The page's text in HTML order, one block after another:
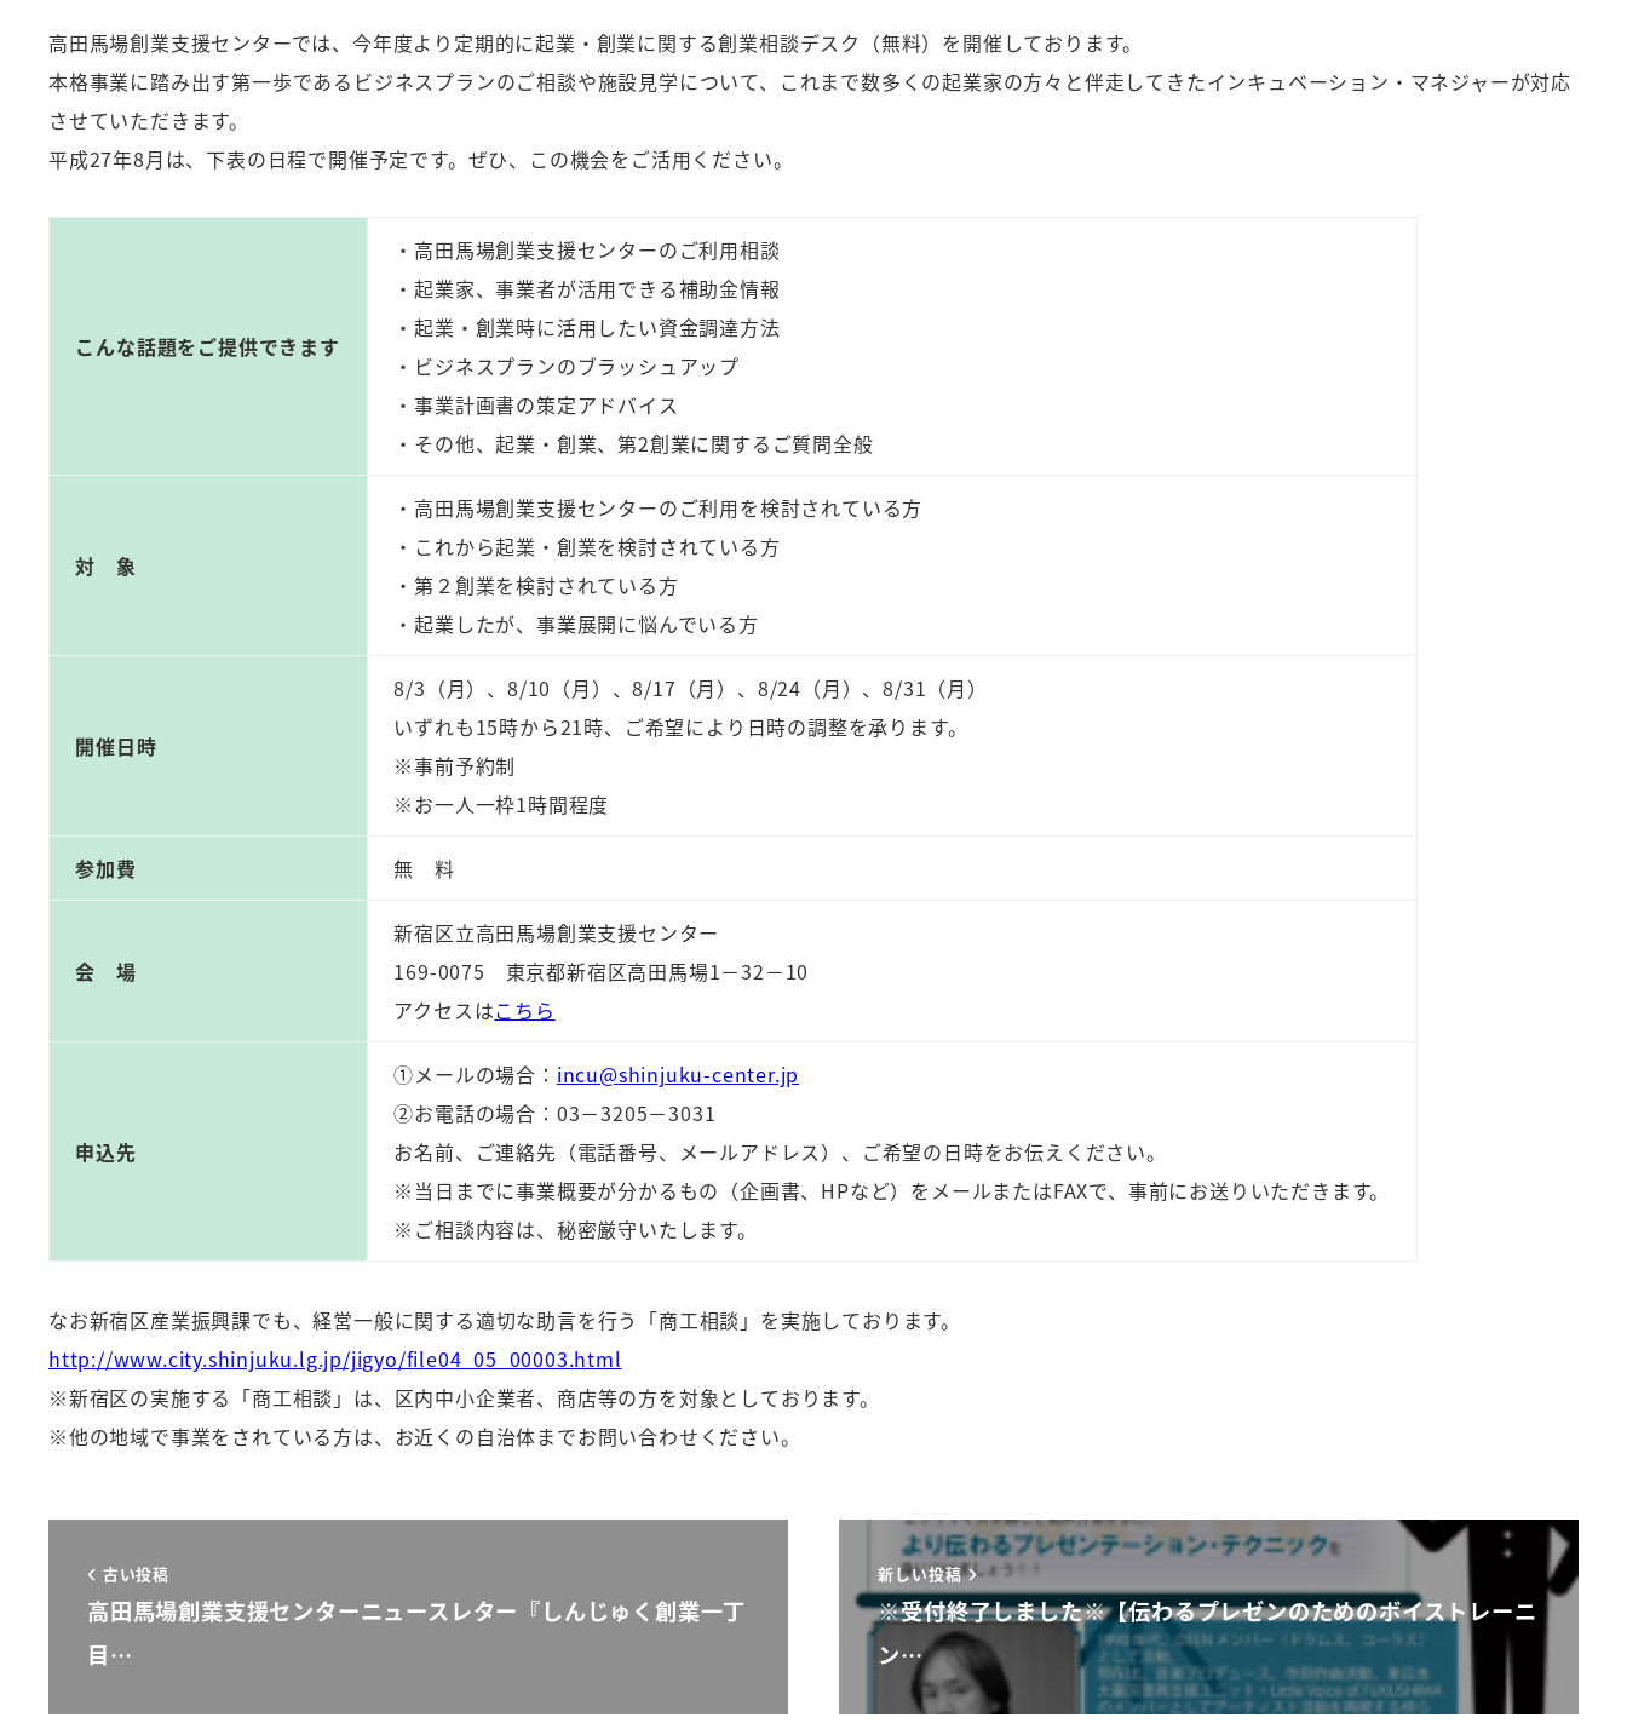
高田馬場創業支援センターでは、今年度より定期的に起業・創業に関する創業相談デスク（無料）を開催しております。
本格事業に踏み出す第一歩であるビジネスプランのご相談や施設見学について、これまで数多くの起業家の方々と伴走してきたインキュベーション・マネジャーが対応
させていただきます。
平成27年8月は、下表の日程で開催予定です。ぜひ、この機会をご活用ください。
こんな話題をご提供できます
・高田馬場創業支援センターのご利用相談
・起業家、事業者が活用できる補助金情報
・起業・創業時に活用したい資金調達方法
・ビジネスプランのブラッシュアップ
・事業計画書の策定アドバイス
・その他、起業・創業、第2創業に関するご質問全般
対 象
・高田馬場創業支援センターのご利用を検討されている方
・これから起業・創業を検討されている方
・第２創業を検討されている方
・起業したが、事業展開に悩んでいる方
開催日時
8/3（月）、8/10（月）、8/17（月）、8/24（月）、8/31（月）
いずれも15時から21時、ご希望により日時の調整を承ります。
※事前予約制
※お一人一枠1時間程度
参加費 無 料
会 場
新宿区立高田馬場創業支援センター
169-0075 東京都新宿区高田馬場1－32－10
アクセスはこちら
申込先
①メールの場合： incu@shinjuku-center.jp
②お電話の場合：03－3205－3031
お名前、ご連絡先（電話番号、メールアドレス）、ご希望の日時をお伝えください。
※当日までに事業概要が分かるもの（企画書、HPなど）をメールまたはFAXで、事前にお送りいただきます。
※ご相談内容は、秘密厳守いたします。
なお新宿区産業振興課でも、経営一般に関する適切な助言を行う「商工相談」を実施しております。
http://www.city.shinjuku.lg.jp/jigyo/file04_05_00003.html
※新宿区の実施する「商工相談」は、区内中小企業者、商店等の方を対象としております。
※他の地域で事業をされている方は、お近くの自治体までお問い合わせください。
古い投稿
高田馬場創業支援センターニュースレター『しんじゅく創業一丁
目…
新しい投稿
※受付終了しました※【伝わるプレゼンのためのボイストレーニ
ン…